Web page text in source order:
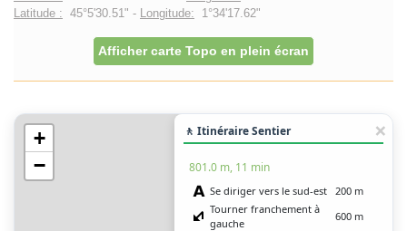
Latitude : 45°5'30.51" - Longitude: 1°34'17.62"
Afficher carte Topo en plein écran
+
−
🚶 Itinéraire Sentier
801.0 m, 11 min
Se diriger vers le sud-est
200 m
Tourner franchement à
gauche
600 m